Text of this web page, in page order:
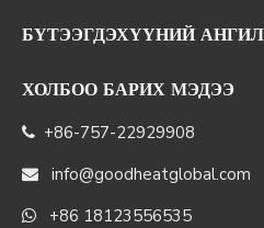
БҮТЭЭГДЭХҮҮНИЙ
ХОЛБОО БАРИХ МЭДЭЭ
 +86-757-22929908
 info@goodheatglobal.com
 +86 18123556535